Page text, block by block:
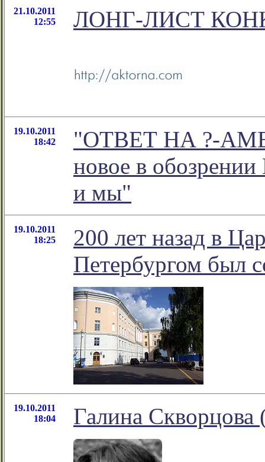
21.10.2011
12:55
ЛОНГ-ЛИСТ
19.10.2011
18:42
"ОТВЕТ НА ?-
новое в
и мы"
19.10.2011
18:25
200 лет назад в
Петербургом был
19.10.2011
18:04
Галина Скворцова